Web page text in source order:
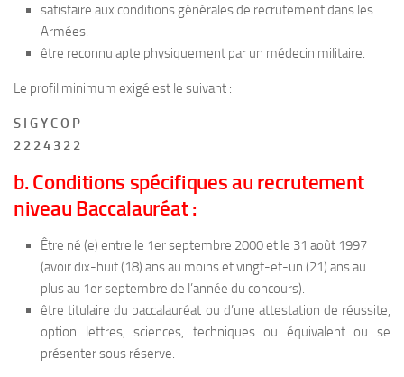
satisfaire aux conditions générales de recrutement dans les
Armées.
être reconnu apte physiquement par un médecin militaire.
Le profil minimum exigé est le suivant :
S I G Y C O P
2 2 2 4 3 2 2
b. Conditions spécifiques au recrutement
niveau Baccalauréat :
Être né (e) entre le 1er septembre 2000 et le 31 août 1997
(avoir dix-huit (18) ans au moins et vingt-et-un (21) ans au
plus au 1er septembre de l’année du concours).
être titulaire du baccalauréat ou d’une attestation de réussite,
option lettres, sciences, techniques ou équivalent ou se
présenter sous réserve.